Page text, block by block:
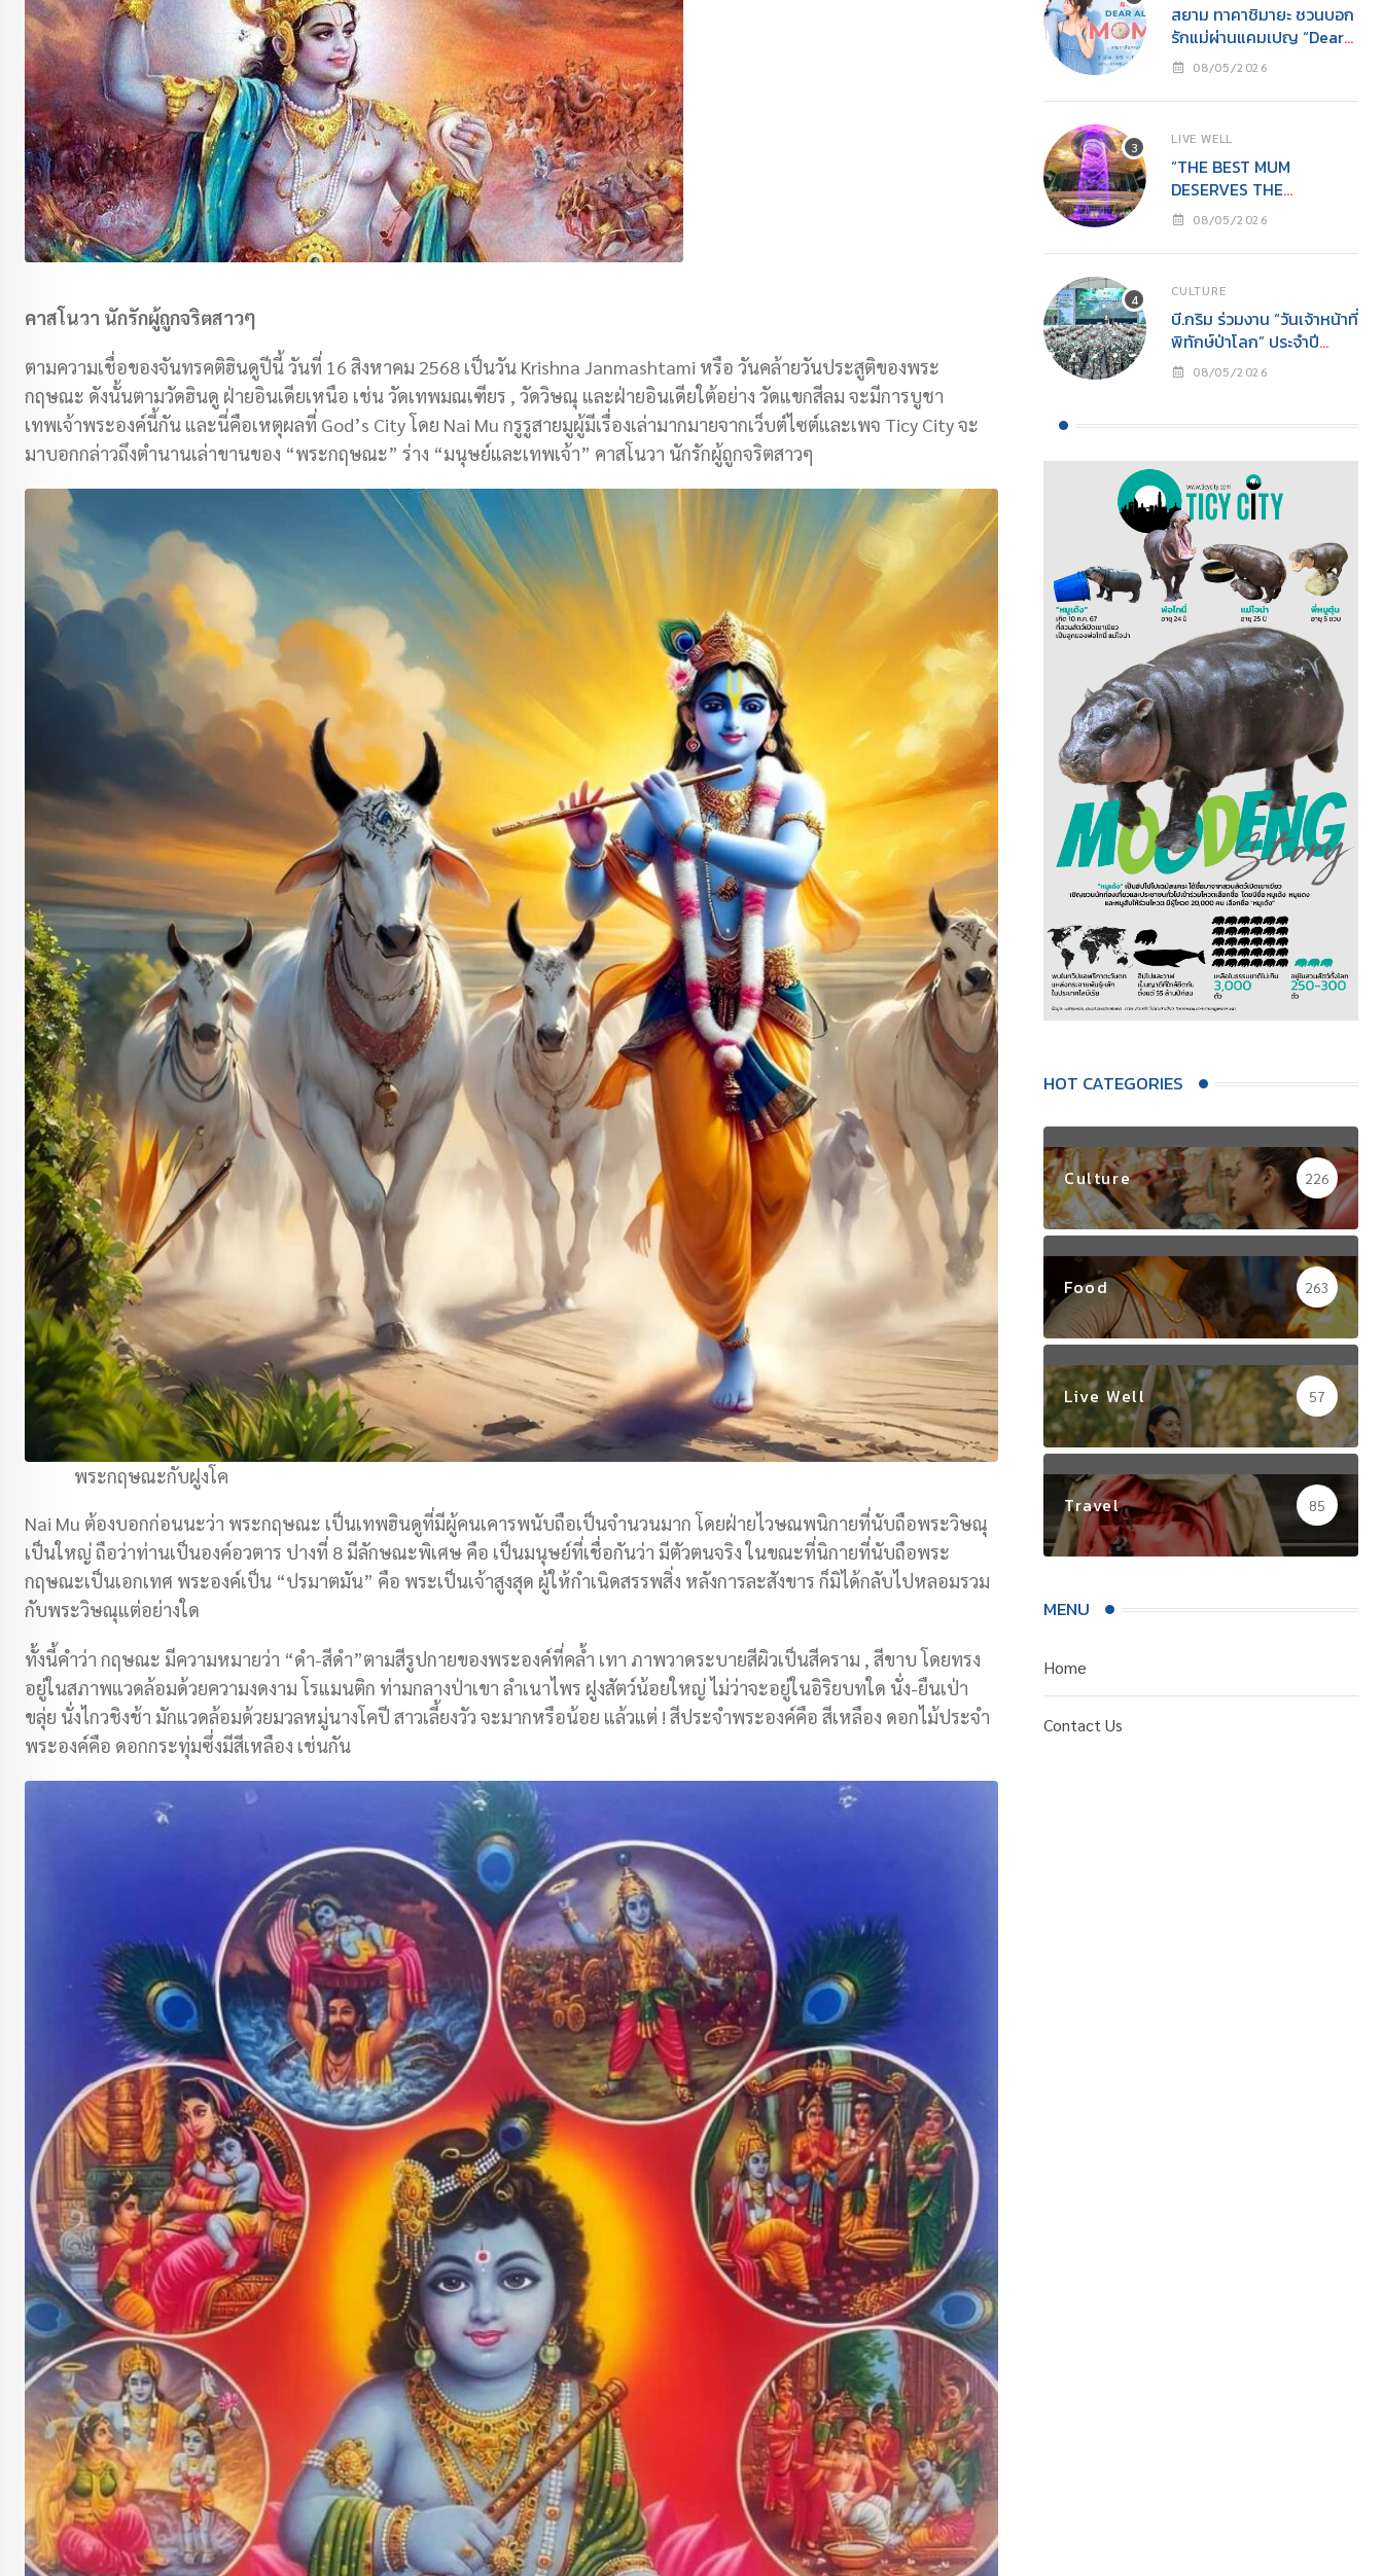
คาสโนวา นักรักผู้ถูกจริตสาวๆ
ตามความเชื่อของจันทรคติฮินดูปีนี้ วันที่ 16 สิงหาคม 2568 เป็นวัน Krishna Janmashtami หรือ วันคล้ายวันประสูติของพระ
กฤษณะ ดังนั้นตามวัดฮินดู ฝ่ายอินเดียเหนือ เช่น วัดเทพมณเฑียร , วัดวิษณุ และฝ่ายอินเดียใต้อย่าง วัดแขกสีลม จะมีการบูชา
เทพเจ้าพระองค์นี้กัน และนี่คือเหตุผลที่ God’s City โดย Nai Mu กรูรูสายมูผู้มีเรื่องเล่ามากมายจากเว็บต์ไซต์และเพจ Ticy City จะ
มาบอกกล่าวถึงตำนานเล่าขานของ “พระกฤษณะ” ร่าง “มนุษย์และเทพเจ้า” คาสโนวา นักรักผู้ถูกจริตสาวๆ
พระกฤษณะกับฝูงโค
Nai Mu ต้องบอกก่อนนะว่า พระกฤษณะ เป็นเทพฮินดูที่มีผู้คนเคารพนับถือเป็นจำนวนมาก โดยฝ่ายไวษณพนิกายที่นับถือพระวิษณุ
เป็นใหญ่ ถือว่าท่านเป็นองค์อวตาร ปางที่ 8 มีลักษณะพิเศษ คือ เป็นมนุษย์ที่เชื่อกันว่า มีตัวตนจริง ในขณะที่นิกายที่นับถือพระ
กฤษณะเป็นเอกเทศ พระองค์เป็น “ปรมาตมัน” คือ พระเป็นเจ้าสูงสุด ผู้ให้กำเนิดสรรพสิ่ง หลังการละสังขาร ก็มิได้กลับไปหลอมรวม
กับพระวิษณุแต่อย่างใด
ทั้งนี้คำว่า กฤษณะ มีความหมายว่า “ดำ-สีดำ”ตามสีรูปกายของพระองค์ที่คล้ำ เทา ภาพวาดระบายสีผิวเป็นสีคราม , สีขาบ โดยทรง
อยู่ในสภาพแวดล้อมด้วยความงดงาม โรแมนติก ท่ามกลางป่าเขา ลำเนาไพร ฝูงสัตว์น้อยใหญ่ ไม่ว่าจะอยู่ในอิริยบทใด นั่ง-ยืนเป่า
ขลุ่ย นั่งไกวชิงช้า มักแวดล้อมด้วยมวลหมู่นางโคปี สาวเลี้ยงวัว จะมากหรือน้อย แล้วแต่ ! สีประจำพระองค์คือ สีเหลือง ดอกไม้ประจำ
พระองค์คือ ดอกกระทุ่มซึ่งมีสีเหลือง เช่นกัน
สยาม ทาคาชิมายะ ชวนบอก
รักแม่ผ่านแคมเปญ “Dear
All Moms”ช็อปคุ้ม รับของ
อบอุ่นวันแม่
08/05/2026
LIVE WELL
“THE BEST MUM
DESERVES THE
BEST”ไอคอนสยามชวนลูก
ในวันแม่
08/05/2026
CULTURE
บี.กริม ร่วมงาน “วันเจ้าหน้าที่
พิทักษ์ป่าโลก” ประจำปี
2569สนับสนุนการปฏิบัติ
ธรรมชาติสู่ความยั่งยืน
08/05/2026
HOT CATEGORIES
Culture 226
Food 263
Live Well 57
Travel 85
MENU
Home
Contact Us